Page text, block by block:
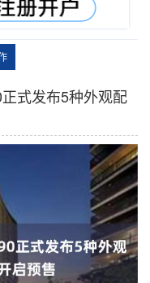
式发布5种外观配